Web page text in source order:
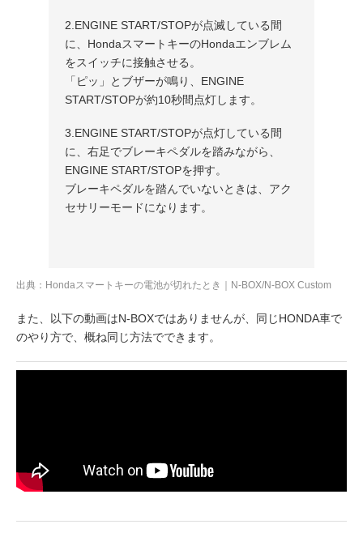
2.ENGINE START/STOPが点滅している間
に、HondaスマートキーのHondaエンブレム
をスイッチに接触させる。
「ピッ」とブザーが鳴り、ENGINE
START/STOPが約10秒間点灯します。
3.ENGINE START/STOPが点灯している間
に、右足でブレーキペダルを踏みながら、
ENGINE START/STOPを押す。
ブレーキペダルを踏んでいないときは、アク
セサリーモードになります。
出典：Hondaスマートキーの電池が切れたとき｜N-BOX/N-BOX Custom
また、以下の動画はN-BOXではありませんが、同じHONDA車で
のやり方で、概ね同じ方法でできます。